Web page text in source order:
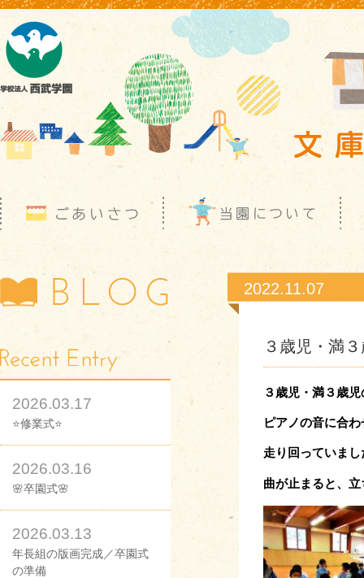
2026.03.17
⭐修業式⭐
2026.03.16
🌸卒園式🌸
2026.03.13
年長組の版画完成／卒園式
の準備
2022.11.07
３歳児・満
３歳児・満３歳
ピアノの音に合
走り回 っていまし
曲が止まると、